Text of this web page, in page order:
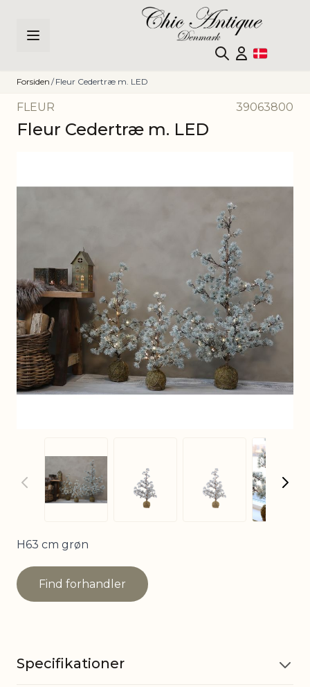
Forsiden / Fleur Cedertræ m. LED
FLEUR 39063800
Fleur Cedertræ m. LED
View larger image
View larger
H63 cm grøn
Find forhandler
Specifikationer